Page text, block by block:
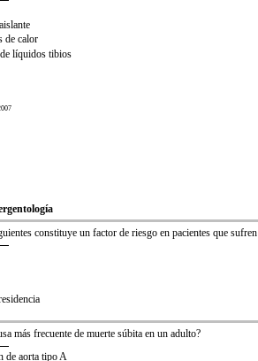
de calor
líquidos tibios
constituye un factor de riesgo en pacientes que
más frecuente de muerte súbita en un adulto?
de aorta tipo A